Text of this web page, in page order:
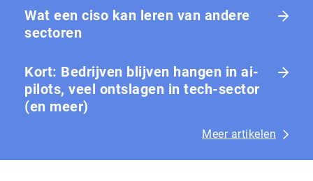
Wat een ciso kan leren van andere
sectoren
Kort: Bedrijven blijven hangen in ai-
pilots, veel ontslagen in tech-sector
(en meer)
Meer artikelen